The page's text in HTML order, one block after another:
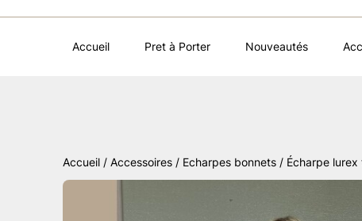
Accueil Pret à Porter Nouveautés
Accueil / Accessoires / Echarpes bonnets / Écharpe lurex